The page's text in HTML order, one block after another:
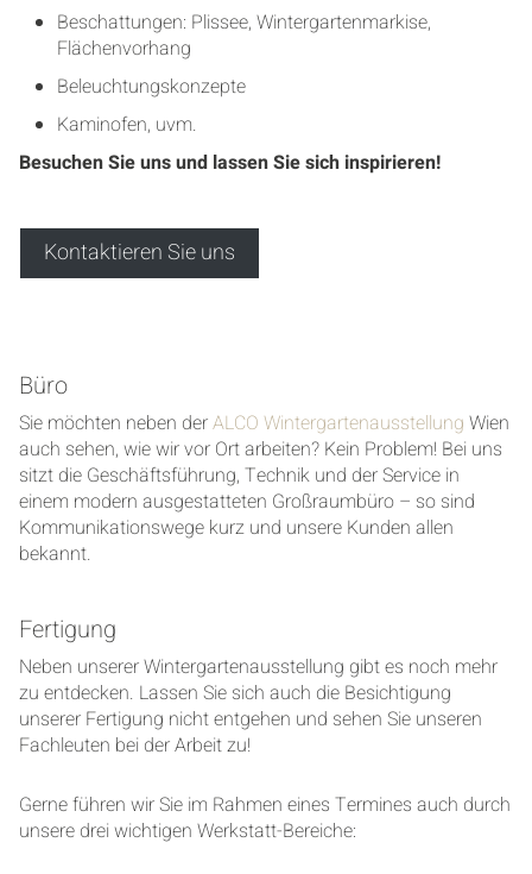
Beschattungen: Plissee, Wintergartenmarkise,
Flächenvorhang
Beleuchtungskonzepte
Kaminofen, uvm.
Besuchen Sie uns und lassen Sie sich inspirieren!
Kontaktieren Sie uns
Büro
Sie möchten neben derALCO Wintergartenausstellung Wien
auch sehen, wie wir vor Ort arbeiten? Kein Problem! Bei uns
sitzt die Geschäftsführung, Technik und der Service in
einem modern ausgestatteten Großraumbüro – so sind
Kommunikationswege kurz und unsere Kunden allen
bekannt.
Fertigung
Neben unserer Wintergartenausstellung gibt es noch mehr
zu entdecken. Lassen Sie sich auch die Besichtigung
unserer Fertigung nicht entgehen und sehen Sie unseren
Fachleuten bei der Arbeit zu!
Gerne führen wir Sie im Rahmen eines Termines auch durch
unsere drei wichtigen Werkstatt-Bereiche: